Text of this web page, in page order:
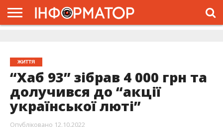
ЖИТТЯ
“Хаб 93” зібрав 4 000 грн та
долучився до “акції
української люті”
Опубліковано 12.10.2022